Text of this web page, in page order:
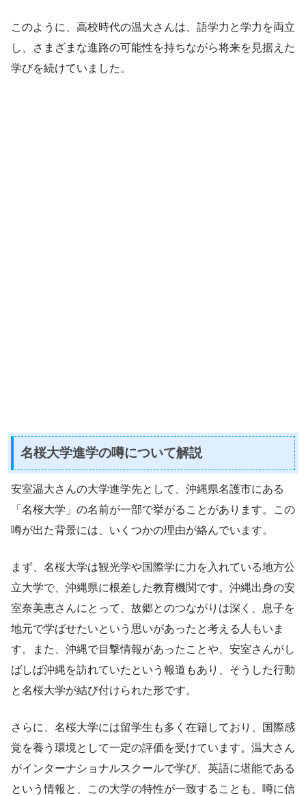
このように、高校時代の温大さんは、語学力と学力を両立
し、さまざまな進路の可能性を持ちながら将来を見据えた
学びを続けていました。
名桜大学進学の噂について解説
安室温大さんの大学進学先として、沖縄県名護市にある
「名桜大学」の名前が一部で挙がることがあります。この
噂が出た背景には、いくつかの理由が絡んでいます。
まず、名桜大学は観光学や国際学に力を入れている地方公
立大学で、沖縄県に根差した教育機関です。沖縄出身の安
室奈美恵さんにとって、故郷とのつながりは深く、息子を
地元で学ばせたいという思いがあったと考える人もいま
す。また、沖縄で目撃情報があったことや、安室さんがし
ばしば沖縄を訪れていたという報道もあり、そうした行動
と名桜大学が結び付けられた形です。
さらに、名桜大学には留学生も多く在籍しており、国際感
覚を養う環境として一定の評価を受けています。温大さん
がインターナショナルスクールで学び、英語に堪能である
という情報と、この大学の特性が一致することも、噂に信